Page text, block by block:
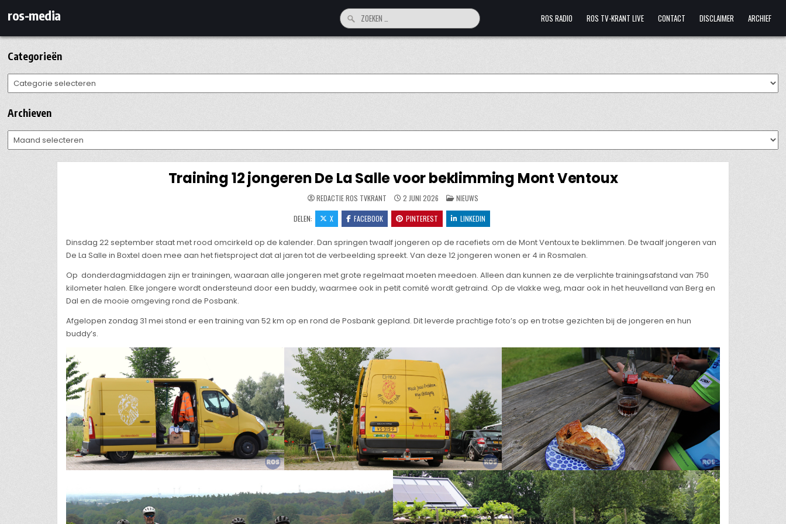
naar
inhoud
ros-media
Zoeken
naar:
ROS RADIO ROS TV-KRANT LIVE CONTACT DISCLAIMER ARCHIEF
Categorieën
Categorieën
Archieven
Archieven
Training 12 jongeren De La Salle voor beklimming Mont Ventoux
REDACTIE ROS TVKRANT 2 JUNI 2026 GEPLAATST
IN
NIEUWS
DELEN: X FACEBOOK PINTEREST LINKEDIN
Dinsdag 22 september staat met rood omcirkeld op de kalender. Dan springen twaalf jongeren op de racefiets om de Mont Ventoux te beklimmen. De twaalf jongeren van
De La Salle in Boxtel doen mee aan het fietsproject dat al jaren tot de verbeelding spreekt. Van deze 12 jongeren wonen er 4 in Rosmalen.
Op donderdagmiddagen zijn er trainingen, waaraan alle jongeren met grote regelmaat moeten meedoen. Alleen dan kunnen ze de verplichte trainingsafstand van 750
kilometer halen. Elke jongere wordt ondersteund door een buddy, waarmee ook in petit comité wordt getraind. Op de vlakke weg, maar ook in het heuvelland van Berg en
Dal en de mooie omgeving rond de Posbank.
Afgelopen zondag 31 mei stond er een training van 52 km op en rond de Posbank gepland. Dit leverde prachtige foto’s op en trotse gezichten bij de jongeren en hun
buddy’s.